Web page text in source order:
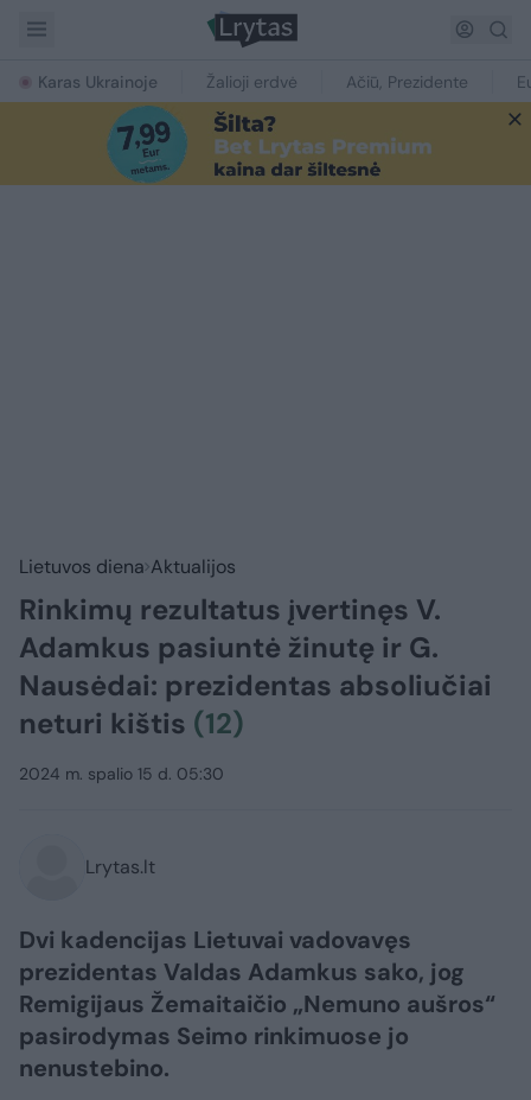
Karas Ukrainoje Žalioji erdvė Ačiū, Prezidente
Lietuvos diena Aktualijos
Rinkimų rezultatus įvertinęs V.
Adamkus pasiuntė žinutę ir G.
Nausėdai: prezidentas absoliučiai
neturi kištis (12)
2024 m. spalio 15 d. 05:30
Lrytas.lt
Dvi kadencijas Lietuvai vadovavęs
prezidentas Valdas Adamkus sako, jog
Remigijaus Žemaitaičio „Nemuno aušros“
pasirodymas Seimo rinkimuose jo
nenustebino.